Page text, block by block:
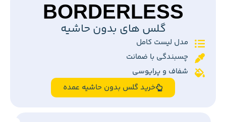
BORDERLESS
گلس های بدون حاشیه
مدل لیست کامل
چسبندگی با ضمانت
شفاف و پرایوسی
خرید گلس بدون حاشیه عمده